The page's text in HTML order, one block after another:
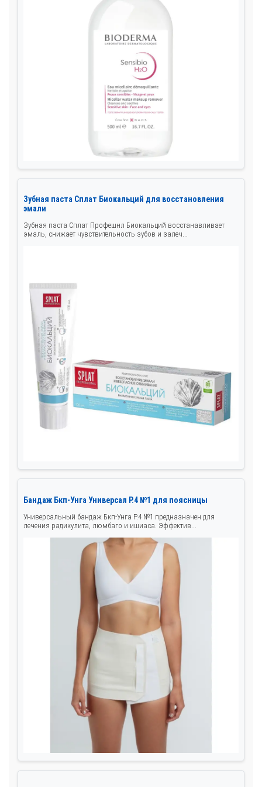
Зубная паста Сплат Биокальций для восстановления
эмали
Зубная паста Сплат Профешнл Биокальций восстанавливает
эмаль, снижает чувствительность зубов и залеч...
Бандаж Бкп-Унга Универсал Р.4 №1 для поясницы
Универсальный бандаж Бкп-Унга Р.4 №1 предназначен для
лечения радикулита, люмбаго и ишиаса. Эффектив...